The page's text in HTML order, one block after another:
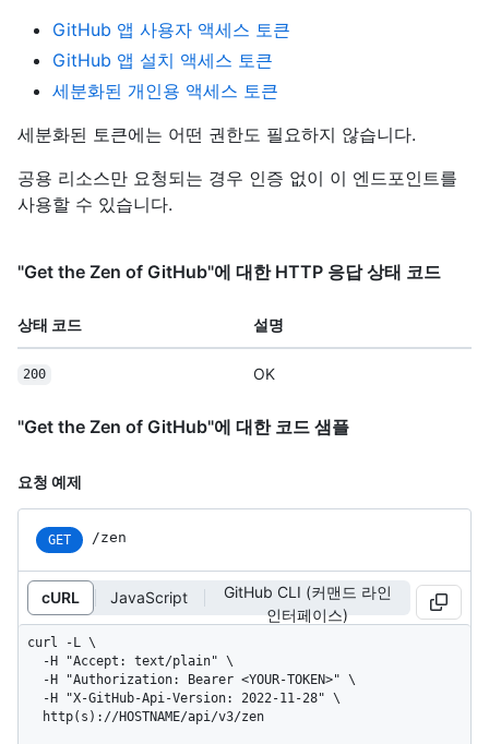
GitHub 앱 사용자 액세스 토큰
GitHub 앱 설치 액세스 토큰
세분화된 개인용 액세스 토큰
세분화된 토큰에는 어떤 권한도 필요하지 않습니다.
공용 리소스만 요청되는 경우 인증 없이 이 엔드포인트를
사용할 수 있습니다.
"Get the Zen of GitHub"에 대한 HTTP 응답 상태 코드
상태 코드 설명
200 OK
"Get the Zen of GitHub"에 대한 코드 샘플
요청 예제
GET /zen
cURL JavaScript
GitHub CLI (커맨드 라인
인터페이스)
curl -L \
  http(s)://HOSTNAME/api/v3/zen